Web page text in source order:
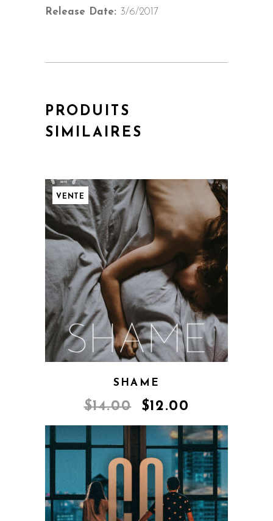
Release Date: 3/6/2017
PRODUITS
SIMILAIRES
VENTE
SHAME
$14.00 $12.00